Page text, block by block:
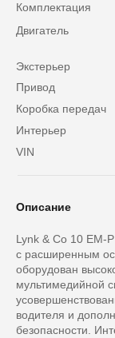
Описание
Lynk & Co 10 EM-
с расширенным
оборудован
мультимедийной
водителя и
безопасности.
Интерьер
Экстерьер
Двигатель
Комплектация
Коробка передач
Привод
VIN